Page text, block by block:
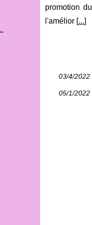
promotion
l'amélior [...]
03/4/2022
05/1/2022